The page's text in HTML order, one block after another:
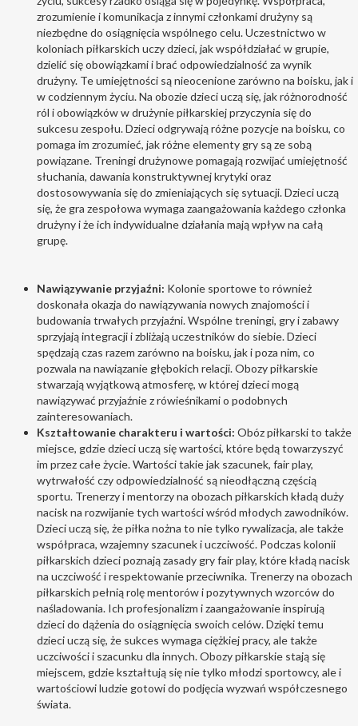
zrozumienie i komunikacja z innymi członkami drużyny są
niezbędne do osiągnięcia wspólnego celu. Uczestnictwo w
koloniach piłkarskich uczy dzieci, jak współdziałać w grupie,
dzielić się obowiązkami i brać odpowiedzialność za wynik
drużyny. Te umiejętności są nieocenione zarówno na boisku, jak i
w codziennym życiu. Na obozie dzieci uczą się, jak różnorodność
ról i obowiązków w drużynie piłkarskiej przyczynia się do
sukcesu zespołu. Dzieci odgrywają różne pozycje na boisku, co
pomaga im zrozumieć, jak różne elementy gry są ze sobą
powiązane. Treningi drużynowe pomagają rozwijać umiejętność
słuchania, dawania konstruktywnej krytyki oraz
dostosowywania się do zmieniających się sytuacji. Dzieci uczą
się, że gra zespołowa wymaga zaangażowania każdego członka
drużyny i że ich indywidualne działania mają wpływ na całą
grupę.
Nawiązywanie przyjaźni: Kolonie sportowe to również
doskonała okazja do nawiązywania nowych znajomości i
budowania trwałych przyjaźni. Wspólne treningi, gry i zabawy
sprzyjają integracji i zbliżają uczestników do siebie. Dzieci
spędzają czas razem zarówno na boisku, jak i poza nim, co
pozwala na nawiązanie głębokich relacji. Obozy piłkarskie
stwarzają wyjątkową atmosferę, w której dzieci mogą
nawiązywać przyjaźnie z rówieśnikami o podobnych
zainteresowaniach.
Kształtowanie charakteru i wartości: Obóz piłkarski to także
miejsce, gdzie dzieci uczą się wartości, które będą towarzyszyć
im przez całe życie. Wartości takie jak szacunek, fair play,
wytrwałość czy odpowiedzialność są nieodłączną częścią
sportu. Trenerzy i mentorzy na obozach piłkarskich kładą duży
nacisk na rozwijanie tych wartości wśród młodych zawodników.
Dzieci uczą się, że piłka nożna to nie tylko rywalizacja, ale także
współpraca, wzajemny szacunek i uczciwość. Podczas kolonii
piłkarskich dzieci poznają zasady gry fair play, które kładą nacisk
na uczciwość i respektowanie przeciwnika. Trenerzy na obozach
piłkarskich pełnią rolę mentorów i pozytywnych wzorców do
naśladowania. Ich profesjonalizm i zaangażowanie inspirują
dzieci do dążenia do osiągnięcia swoich celów. Dzięki temu
dzieci uczą się, że sukces wymaga ciężkiej pracy, ale także
uczciwości i szacunku dla innych. Obozy piłkarskie stają się
miejscem, gdzie kształtują się nie tylko młodzi sportowcy, ale i
wartościowi ludzie gotowi do podjęcia wyzwań współczesnego
świata.